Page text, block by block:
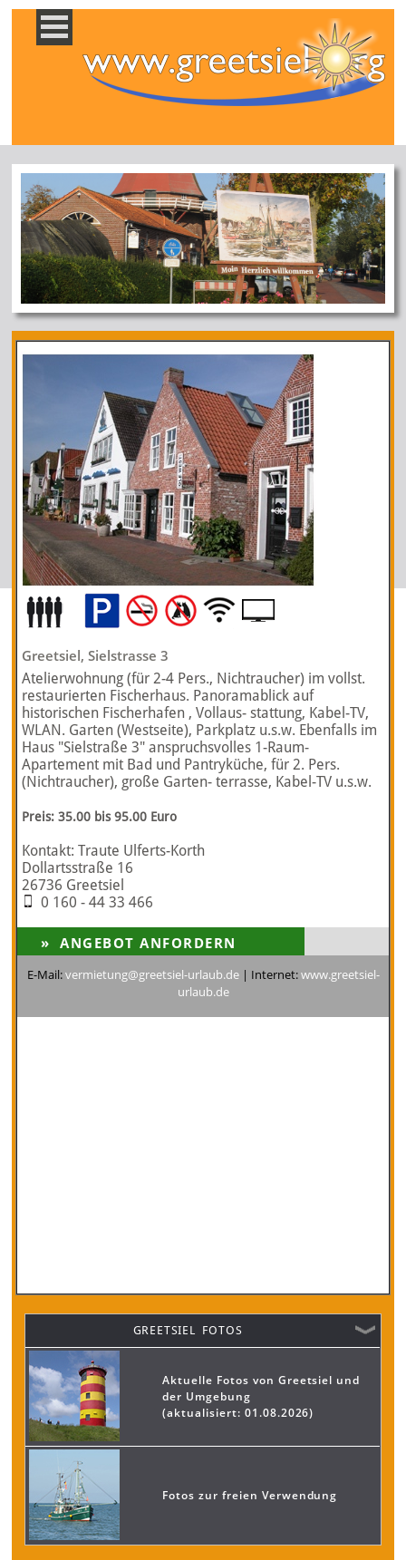
Greetsiel, Sielstrasse 3
Atelierwohnung (für 2-4 Pers., Nichtraucher) im vollst.
restaurierten Fischerhaus. Panoramablick auf
historischen Fischerhafen , Vollaus- stattung, Kabel-TV,
WLAN. Garten (Westseite), Parkplatz u.s.w. Ebenfalls im
Haus "Sielstraße 3" anspruchsvolles 1-Raum-
Apartement mit Bad und Pantryküche, für 2. Pers.
(Nichtraucher), große Garten- terrasse, Kabel-TV u.s.w.
Preis: 35.00 bis 95.00 Euro
Kontakt: Traute Ulferts-Korth
Dollartsstraße 16
26736 Greetsiel
0 160 - 44 33 466
E-Mail:vermietung@greetsiel-urlaub.de| Internet:www.greetsiel-
urlaub.de
GREETSIEL FOTOS
Aktuelle Fotos von Greetsiel und
der Umgebung
(aktualisiert: 01.08.2026)
Fotos zur freien Verwendung